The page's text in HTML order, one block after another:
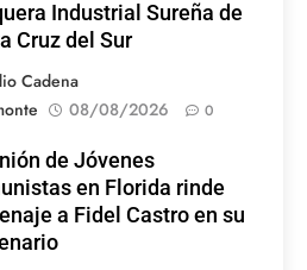
Industrial Sureña de
Cruz del Sur
Cadena
08/08/2026 0
de Jóvenes
en Florida rinde
a Fidel Castro en su